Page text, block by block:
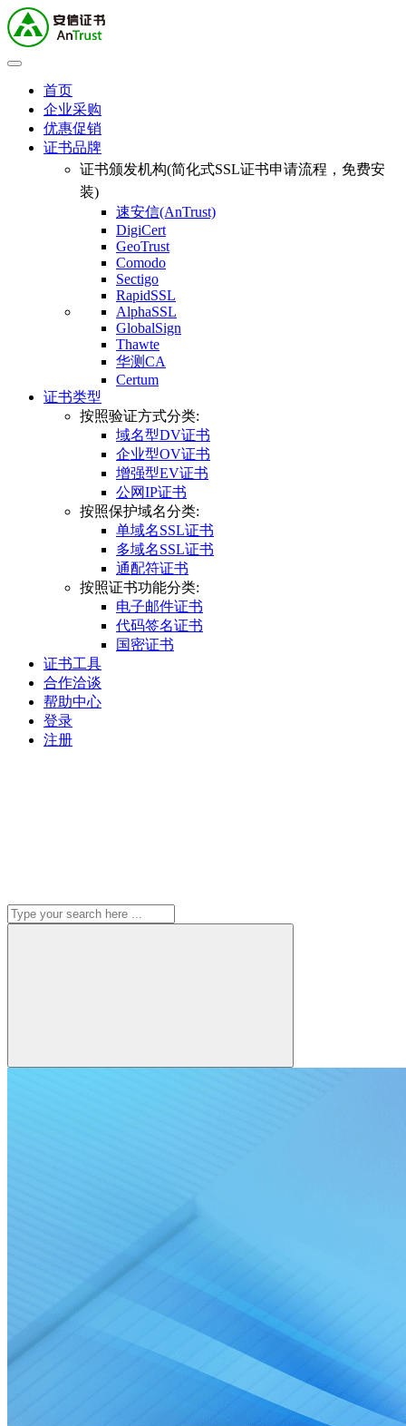
首页
企业采购
优惠促销
证书品牌
证书颁发机构(简化式SSL证书申请流程，免费安
装)
速安信(AnTrust)
DigiCert
GeoTrust
Comodo
Sectigo
RapidSSL
AlphaSSL
GlobalSign
Thawte
华测CA
Certum
证书类型
按照验证方式分类:
域名型DV证书
企业型OV证书
增强型EV证书
公网IP证书
按照保护域名分类:
单域名SSL证书
多域名SSL证书
通配符证书
按照证书功能分类:
电子邮件证书
代码签名证书
国密证书
证书工具
合作洽谈
帮助中心
登录
注册